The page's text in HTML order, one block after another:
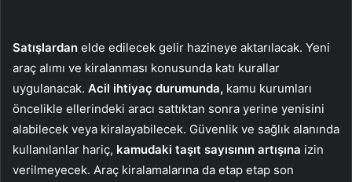
Satışlardan elde edilecek gelir hazineye aktarılacak. Yeni
araç alımı ve kiralanması konusunda katı kurallar
uygulanacak. Acil ihtiyaç durumunda, kamu kurumları
öncelikle ellerindeki aracı sattıktan sonra yerine yenisini
alabilecek veya kiralayabilecek. Güvenlik ve sağlık alanında
kullanılanlar hariç, kamudaki taşıt sayısının artışına izin
verilmeyecek. Araç kiralamalarına da etap etap son